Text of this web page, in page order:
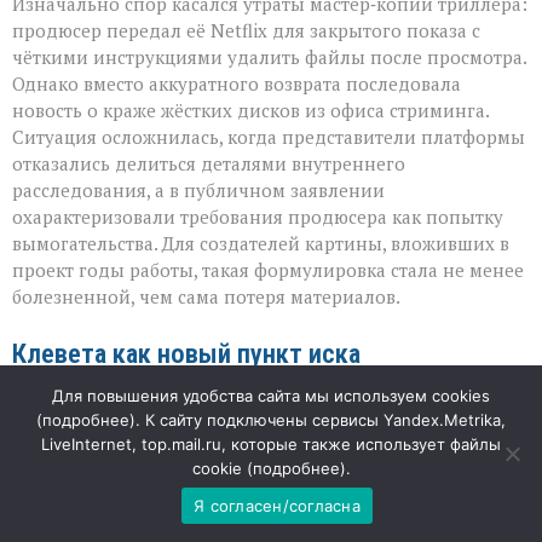
продюсер передал её Netflix для закрытого показа с
чёткими инструкциями удалить файлы после просмотра.
Однако вместо аккуратного возврата последовала
новость о краже жёстких дисков из офиса стриминга.
Ситуация осложнилась, когда представители платформы
отказались делиться деталями внутреннего
расследования, а в публичном заявлении
охарактеризовали требования продюсера как попытку
вымогательства. Для создателей картины, вложивших в
проект годы работы, такая формулировка стала не менее
болезненной, чем сама потеря материалов.
Клевета как новый пункт иска
Теперь в центре внимания — не столько пропажа
носителя, сколько сила публичного слова. Афрам
расценил определение «вымогательство» как
намеренное и вредоносное обвинение, способное
нанести серьёзный ущерб репутации. Поэтому он
Для повышения удобства сайта мы используем cookies
(подробнее). К сайту подключены сервисы Yandex.Metrika,
LiveInternet, top.mail.ru, которые также использует файлы
cookie (подробнее).
Я согласен/согласна